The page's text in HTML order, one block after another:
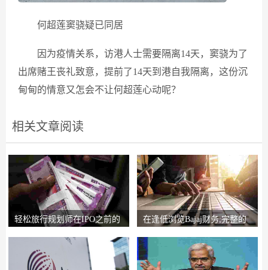
何超莲窦骁疑已同居
因为疫情关系，访港人士需要隔离14天，窦骁为了
出席赌王丧礼致意，提前了14天到港自我隔离，这份沉
甸甸的情意又怎会不让何超莲心动呢？
相关文章阅读
轻松旅行规划师在IPO之前的
在逢低浏览Bajaj财务;完整的